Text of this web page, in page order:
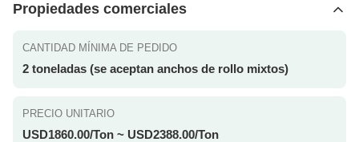
Propiedades comerciales
CANTIDAD MÍNIMA DE PEDIDO
2 toneladas (se aceptan anchos de rollo mixtos)
PRECIO UNITARIO
USD1860.00/Ton ~ USD2388.00/Ton